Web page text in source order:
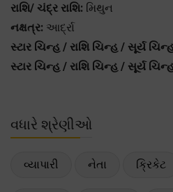
રાશિ/ ચંદ્ર રાશિ: મિથુન
નક્ષત્ર: આર્દ્રા
સ્ટાર ચિન્હ / રાશિ ચિન્હ / સૂર્ય
સ્ટાર ચિન્હ / રાશિ ચિન્હ / સૂર્ય
વધારે શ્રેણીઓ
વ્યાપારી નેતા ક્રિકેટ